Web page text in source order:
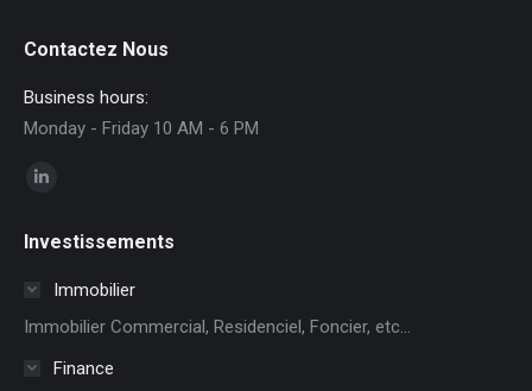
Contactez Nous
Business hours:
Monday - Friday 10 AM - 6 PM
Trouvez nous sur :
LinkedIn
s'ouvre
nouvelle
Investissements
Immobilier
Immobilier Commercial, Residenciel, Foncier, etc...
Finance